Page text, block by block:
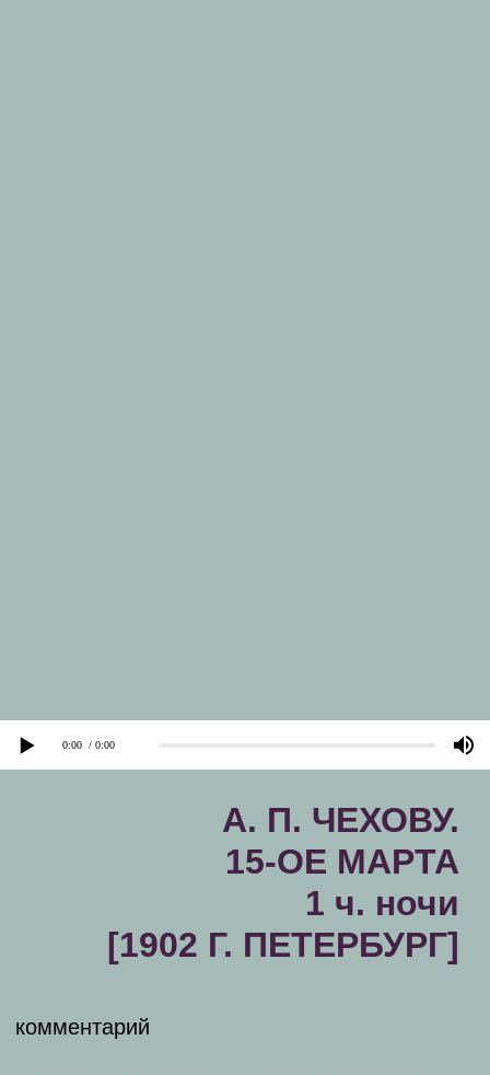
0:00 / 0:00
Владимир Александрович Чумиков - переводчик
Адольф Маркс, купивший право собственности на
все произведения Чехова - издатель. Вера
Художественного театра. После выставки Книппер
Васильевичем Лужскими и Евгенией Михайловной
дореволюционном петербургском ресторане, где
при входе стояло огромное чучело медведя с
серебряным подносом в лапах. «Мечты», которые
брат показал актрисе смутивший её палец, -
пианист и дирижер.
комментарий